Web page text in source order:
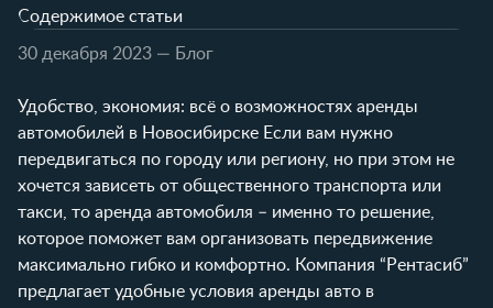
Содержимое статьи
30 декабря 2023 — Блог
Удобство, экономия: всё о возможностях аренды
автомобилей в Новосибирске Если вам нужно
передвигаться по городу или региону, но при этом не
хочется зависеть от общественного транспорта или
такси, то аренда автомобиля – именно то решение,
которое поможет вам организовать передвижение
максимально гибко и комфортно. Компания “Рентасиб”
предлагает удобные условия аренды авто в